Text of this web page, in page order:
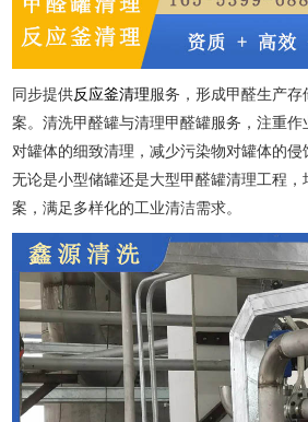
同步提供反应釜清理服务，形成甲醛生产
案。清洗甲醛罐与清理甲醛罐服务，注重
对罐体的细致清理，减少污染物对罐体的侵
无论是小型储罐还是大型甲醛罐清理工程
案，满足多样化的工业清洁需求。